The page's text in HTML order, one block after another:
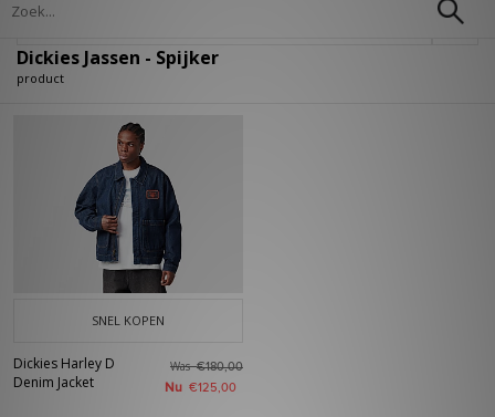
Dickies Jassen - Spijker
product
SNEL KOPEN
Dickies Harley D
Denim Jacket
Was€180,00
Nu €125,00